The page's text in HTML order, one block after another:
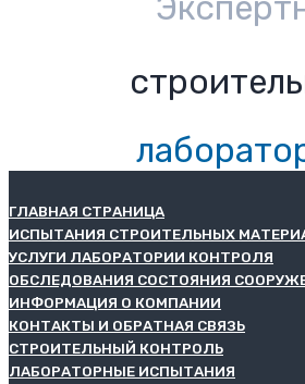
ГЛАВНАЯ СТРАНИЦА
ИСПЫТАНИЯ СТРОИТЕЛЬНЫХ
УСЛУГИ ЛАБОРАТОРИИ КОНТРОЛЯ
ОБСЛЕДОВАНИЯ СОСТОЯНИЯ
ИНФОРМАЦИЯ О КОМПАНИИ
КОНТАКТЫ И ОБРАТНАЯ СВЯЗЬ
СТРОИТЕЛЬНЫЙ КОНТРОЛЬ
ЛАБОРАТОРНЫЕ ИСПЫТАНИЯ